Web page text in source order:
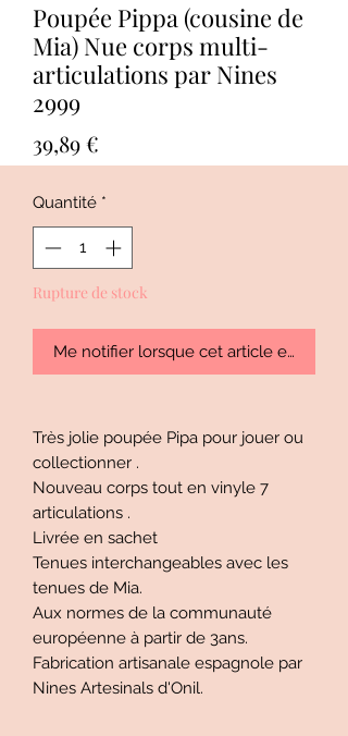
Poupée Pippa (cousine de
Mia) Nue corps multi-
articulations par Nines
2999
39,89 €
Quantité *
Rupture de stock
Me notifier lorsque cet article est
Très jolie poupée Pipa pour jouer ou
collectionner .
Nouveau corps tout en vinyle 7
articulations .
Livrée en sachet
Tenues interchangeables avec les
tenues de Mia.
Aux normes de la communauté
européenne à partir de 3ans.
Fabrication artisanale espagnole par
Nines Artesinals d'Onil.